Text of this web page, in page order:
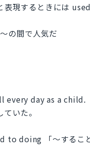
表現するときには
の間で人気だ
every day as a child.
いた。
to doing 「～するこ